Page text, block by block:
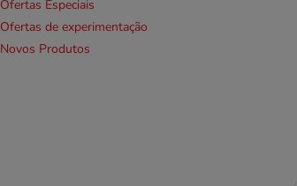
Ofertas Especiais
Ofertas de experimentação
Novos Produtos